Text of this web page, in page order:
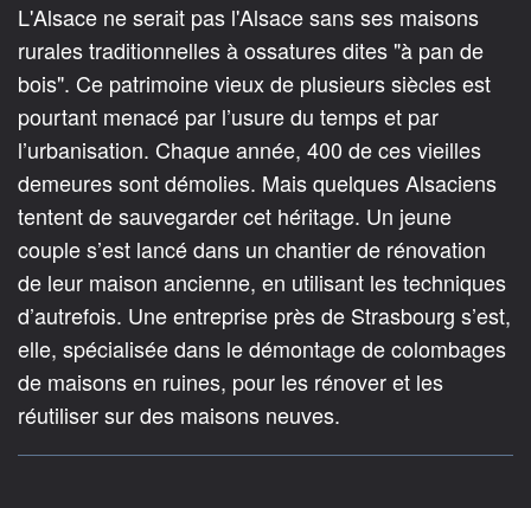
L'Alsace ne serait pas l'Alsace sans ses maisons
rurales traditionnelles à ossatures dites "à pan de
bois". Ce patrimoine vieux de plusieurs siècles est
pourtant menacé par l’usure du temps et par
l’urbanisation. Chaque année, 400 de ces vieilles
demeures sont démolies. Mais quelques Alsaciens
tentent de sauvegarder cet héritage. Un jeune
couple s’est lancé dans un chantier de rénovation
de leur maison ancienne, en utilisant les techniques
d’autrefois. Une entreprise près de Strasbourg s’est,
elle, spécialisée dans le démontage de colombages
de maisons en ruines, pour les rénover et les
réutiliser sur des maisons neuves.